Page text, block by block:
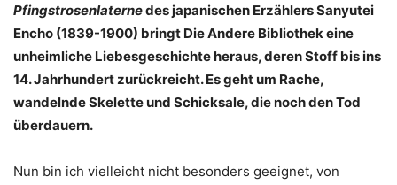
Pfingstrosenlaternedes japanischen Erzählers Sanyutei
Encho (1839-1900) bringt Die Andere Bibliothek eine
unheimliche Liebesgeschichte heraus, deren Stoff bis ins
14. Jahrhundert zurückreicht. Es geht um Rache,
wandelnde Skelette und Schicksale, die noch den Tod
überdauern.
Nun bin ich vielleicht nicht besonders geeignet, von